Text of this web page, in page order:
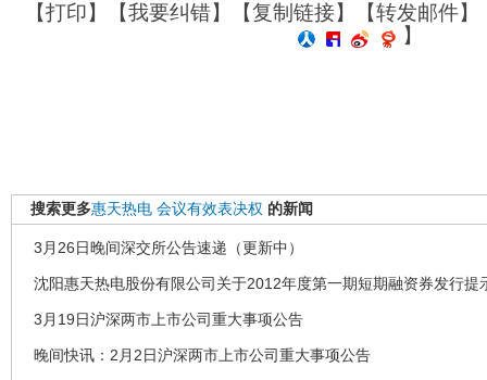
【打印】【我要纠错】【复制链接】【转发邮件】
】
搜索更多惠天热电 会议有效表决权 的新闻
3月26日晚间深交所公告速递（更新中）
沈阳惠天热电股份有限公司关于2012年度第一期短期融资券发行提
3月19日沪深两市上市公司重大事项公告
晚间快讯：2月2日沪深两市上市公司重大事项公告